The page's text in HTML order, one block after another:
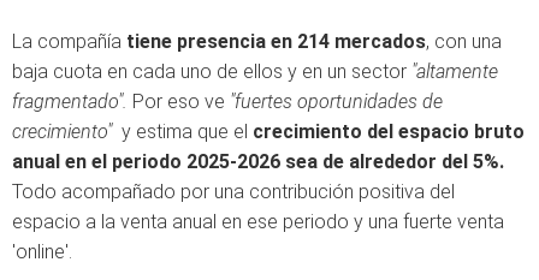
La compañía tiene presencia en 214 mercados, con una
baja cuota en cada uno de ellos y en un sector "altamente
fragmentado". Por eso ve "fuertes oportunidades de
crecimiento"y estima que el crecimiento del espacio bruto
anual en el periodo 2025-2026 sea de alrededor del 5%.
Todo acompañado por una contribución positiva del
espacio a la venta anual en ese periodo y una fuerte venta
'online'.